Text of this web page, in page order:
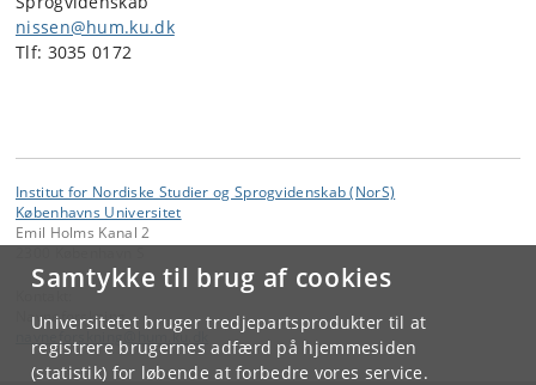
Samtykke til brug af cookies
Universitetet bruger tredjepartsprodukter til at
registrere brugernes adfærd på hjemmesiden
(statistik) for løbende at forbedre vores service.
nissen@hum.ku.dk
Tlf: 3035 0172
Institut for Nordiske Studier og Sprogvidenskab (NorS)
Københavns Universitet
Emil Holms Kanal 2
Navneforskning
ku